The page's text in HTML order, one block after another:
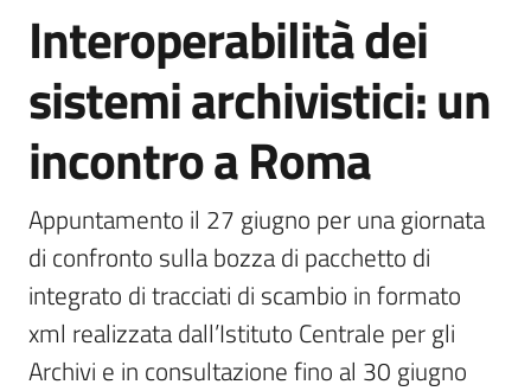
archivistico
Archivio
storico
Conservazione
Argomenti
Salta al contenuto
Interoperabilità dei
sistemi archivistici: un
incontro a Roma
Appuntamento il 27 giugno per una giornata
di confronto sulla bozza di pacchetto di
integrato di tracciati di scambio in formato
xml realizzata dall’Istituto Centrale per gli
Archivi e in consultazione fino al 30 giugno